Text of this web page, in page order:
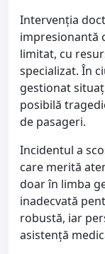
Intervenția
impresionantă
limitat, cu
specializat. În
gestionat
posibilă
de pasageri.
Incidentul a
care merită
doar în limba
inadecvată
robustă, iar
asistență